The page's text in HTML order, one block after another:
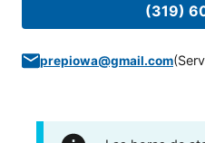
(319)
prepiowa@gmail.com(